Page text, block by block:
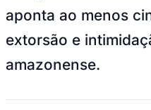
aponta ao menos
extorsão e
amazonense.